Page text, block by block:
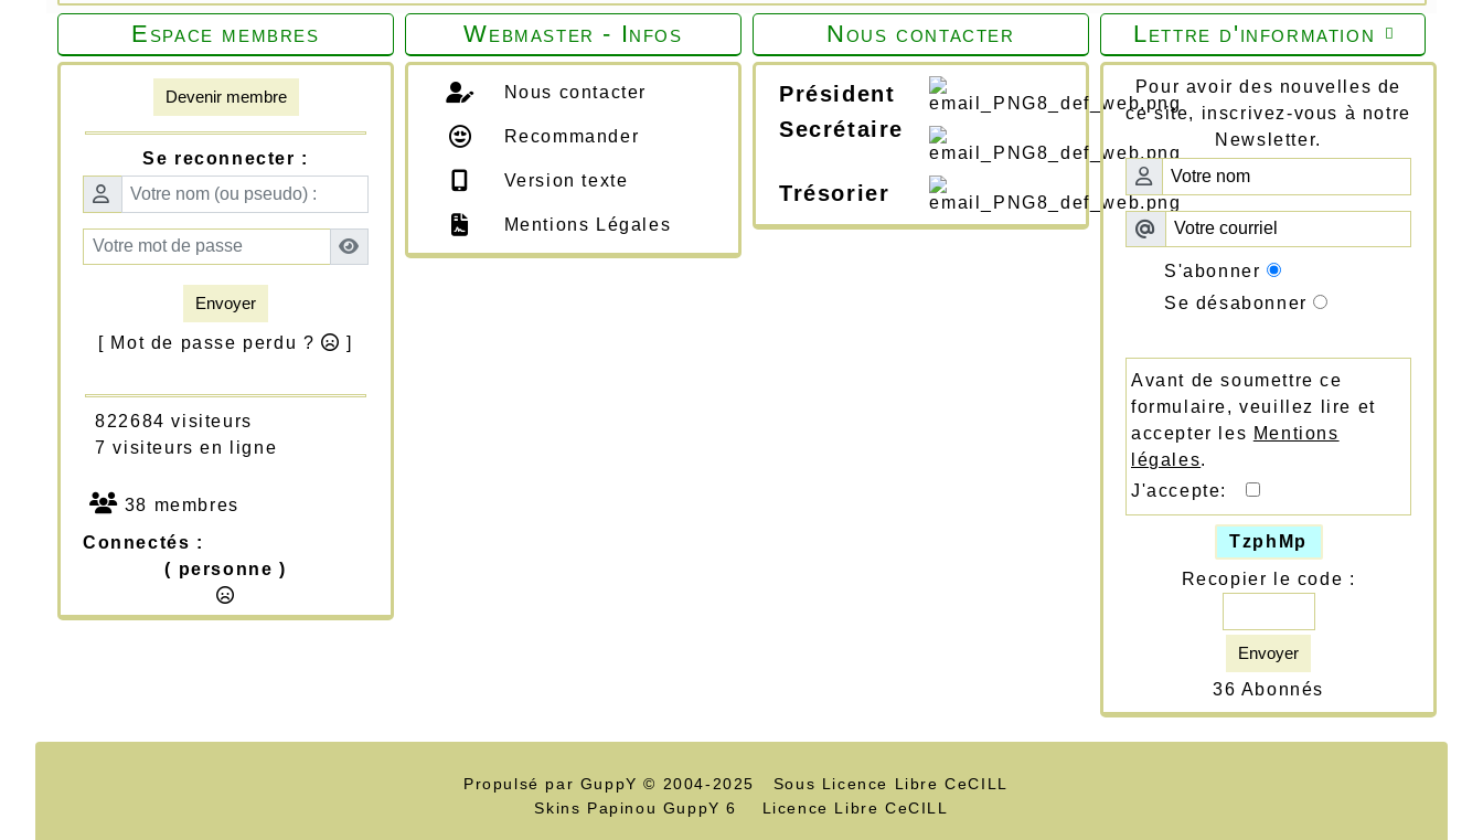
Espace membres
Devenir membre
Se reconnecter :
Envoyer
[ Mot de passe perdu ? ]
822684 visiteurs
7 visiteurs en ligne
38 membres
Connectés :
( personne )
Webmaster - Infos
Nous contacter
Recommander
Version texte
Mentions Légales
Nous contacter
Président
Secrétaire
Trésorier

Lettre d'information
Pour avoir des nouvelles de
ce site, inscrivez-vous à notre
Newsletter.
S'abonner
Se désabonner
Avant de soumettre ce
formulaire, veuillez lire et
accepter les Mentions
légales.
J'accepte:
TzphMp
Recopier le code :
Envoyer
36 Abonnés
Propulsé par GuppY© 2004-2025
Sous Licence Libre CeCILL
Skins Papinou GuppY 6
Licence Libre CeCILL